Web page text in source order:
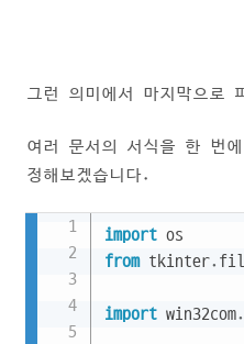
그런 의미에서 마지막으로
여러 문서의 서식을 한 번
정해보겠습니다.
import
from tkinter.
import win32com.